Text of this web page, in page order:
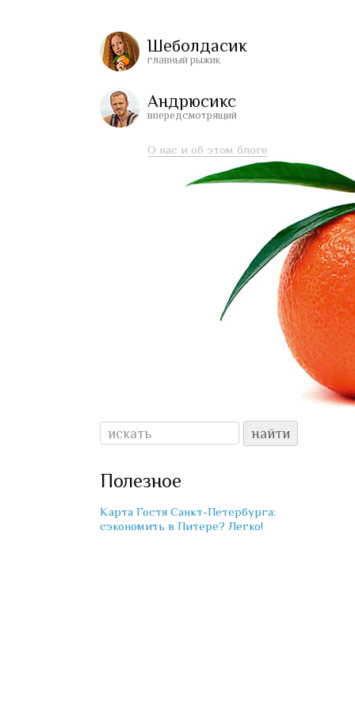
Шеболдасик
главный рыжик
Андрюсикс
впередсмотрящий
О нас и об этом блоге
Полезное
Карта Гостя Санкт-Петербурга:
сэкономить в Питере? Легко!